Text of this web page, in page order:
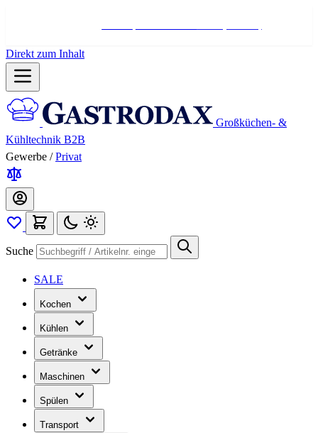
Direkt zum Inhalt
Großküchen- &
Kühltechnik B2B
Gewerbe / Privat
Suche
SALE
Kochen
Kühlen
Getränke
Maschinen
Spülen
Transport